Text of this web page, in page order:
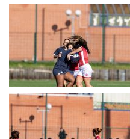
UERC
UERC